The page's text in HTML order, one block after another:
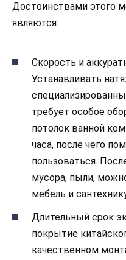
Достоинствами этого
являются:
Скорость и
Устанавливать
требует особое
потолок ванной
часа, после чего
пользоваться.
мусора, пыли,
мебель и
Длительный срок
покрытие
качественном